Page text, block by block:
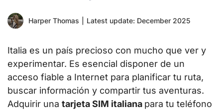
Harper Thomas Latest update: December 2025
Italia es un país precioso con mucho que ver y
experimentar. Es esencial disponer de un
acceso fiable a Internet para planificar tu ruta,
buscar información y compartir tus aventuras.
Adquirir una tarjeta SIM italiana para tu teléfono